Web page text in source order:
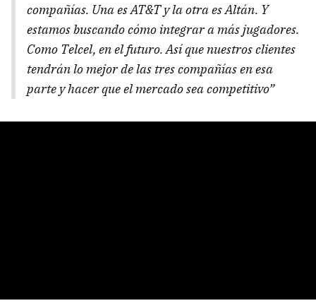
compañías. Una es AT&T y la otra es Altán. Y
estamos buscando cómo integrar a más jugadores.
Como Telcel, en el futuro. Así que nuestros clientes
tendrán lo mejor de las tres compañías en esa
parte y hacer que el mercado sea competitivo”